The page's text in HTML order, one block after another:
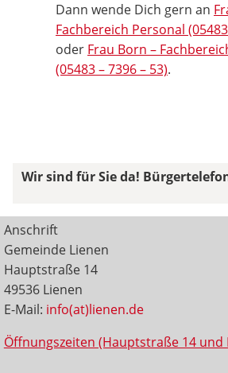
Dann wende Dich gern an
Fachbereich Personal
oder Frau Born –
(05483 – 7396 – 53).
Wir sind für Sie da!
Anschrift
Gemeinde Lienen
Hauptstraße 14
49536 Lienen
E-Mail: info(at)lienen.de
Öffnungszeiten (Hauptstraße 14 und